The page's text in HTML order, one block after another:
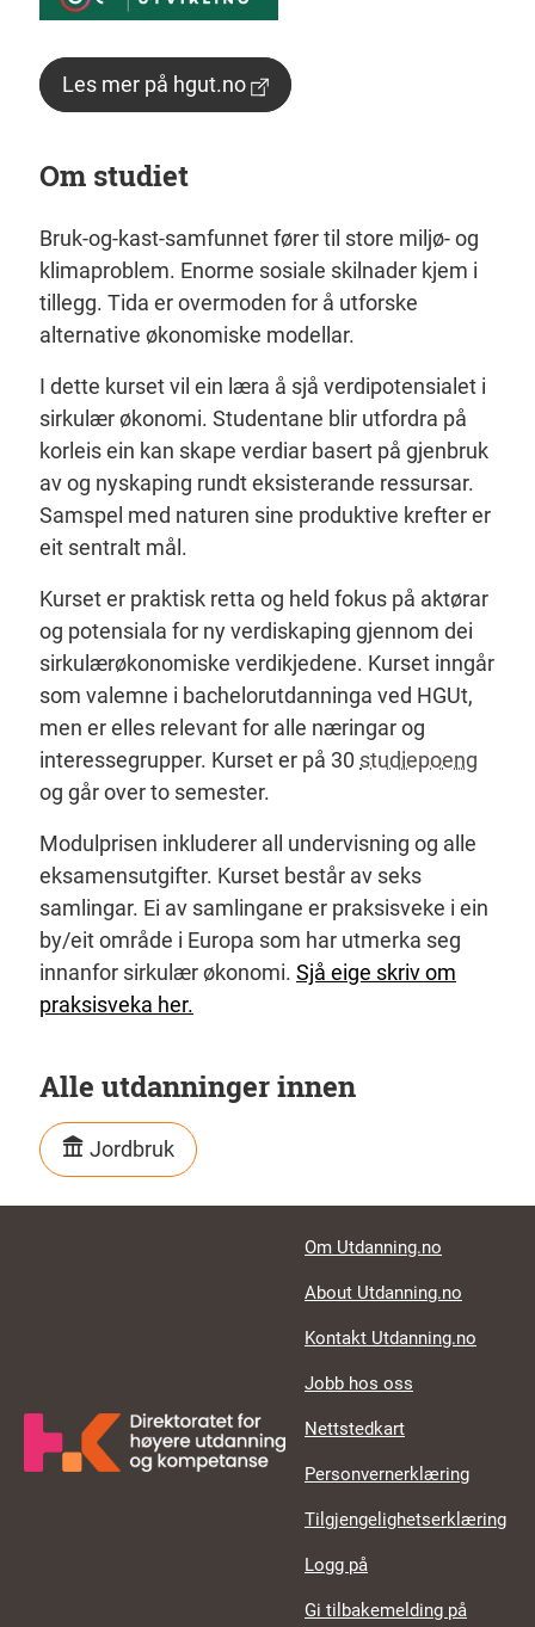
Les mer på hgut.no
Om studiet
Bruk-og-kast-samfunnet fører til store miljø- og
klimaproblem. Enorme sosiale skilnader kjem i
tillegg. Tida er overmoden for å utforske
alternative økonomiske modellar.
I dette kurset vil ein læra å sjå verdipotensialet i
sirkulær økonomi. Studentane blir utfordra på
korleis ein kan skape verdiar basert på gjenbruk
av og nyskaping rundt eksisterande ressursar.
Samspel med naturen sine produktive krefter er
eit sentralt mål.
Kurset er praktisk retta og held fokus på aktørar
og potensiala for ny verdiskaping gjennom dei
sirkulærøkonomiske verdikjedene. Kurset inngår
som valemne i bachelorutdanninga ved HGUt,
men er elles relevant for alle næringar og
interessegrupper. Kurset er på 30 studiepoeng
og går over to semester.
Modulprisen inkluderer all undervisning og alle
eksamensutgifter. Kurset består av seks
samlingar. Ei av samlingane er praksisveke i ein
by/eit område i Europa som har utmerka seg
innanfor sirkulær økonomi. Sjå eige skriv om
praksisveka her.
Alle utdanninger innen
Jordbruk
Footer links
Om Utdanning.no
About Utdanning.no
Kontakt Utdanning.no
Jobb hos oss
Nettstedkart
Personvernerklæring
Tilgjengelighetserklæring
Logg på
Gi tilbakemelding på